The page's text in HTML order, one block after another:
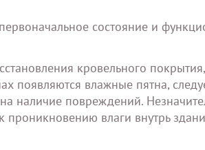
состояние и
кровельного
появляются влажные пятна,
наличие повреждений.
влаги внутрь